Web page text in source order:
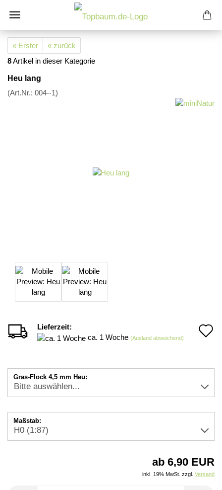
« Erster
« zurück
8Artikel in dieser Kategorie
Heu lang
(Art.Nr.: 004--1)
Lieferzeit:
ca. 1 Woche (Ausland abweichend)
Gras-Flock 4,5 mm Heu:
Maßstab:
ab 6,90 EUR
inkl. 19% MwSt. zzgl. Versand